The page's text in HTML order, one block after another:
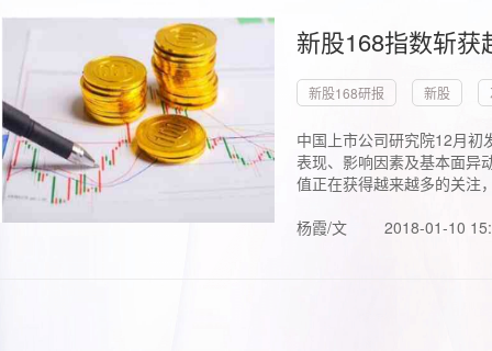
新股168指数斩
新股168研报 新股
中国上市公司研究院12月初
表现、影响因素及基本面异
值正在获得越来越多的关注
杨霞/文
2018-01-10